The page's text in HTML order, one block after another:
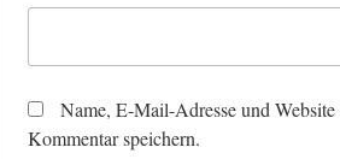
Name, E-Mail-Adresse und
Kommentar speichern.